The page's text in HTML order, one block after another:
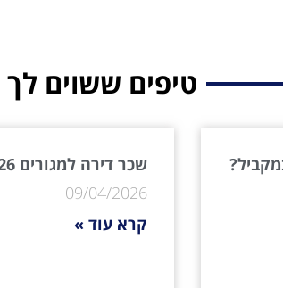
טיפים ששוים לך
שכר דירה למגורים 2026
09/04/2026
קרא עוד »